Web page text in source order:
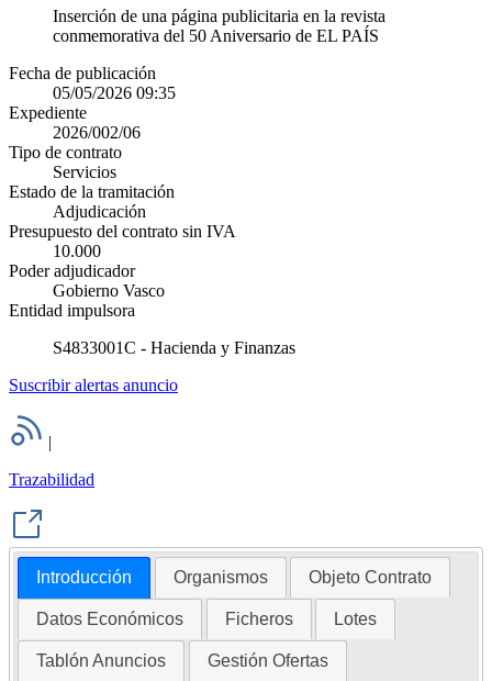
Inserción de una página publicitaria en la revista
conmemorativa del 50 Aniversario de EL PAÍS
Fecha de publicación
05/05/2026 09:35
Expediente
2026/002/06
Tipo de contrato
Servicios
Estado de la tramitación
Adjudicación
Presupuesto del contrato sin IVA
10.000
Poder adjudicador
Gobierno Vasco
Entidad impulsora
S4833001C - Hacienda y Finanzas
Suscribir alertas anuncio
|
Trazabilidad
Introducción Organismos Objeto Contrato
Datos Económicos Ficheros Lotes
Tablón Anuncios Gestión Ofertas